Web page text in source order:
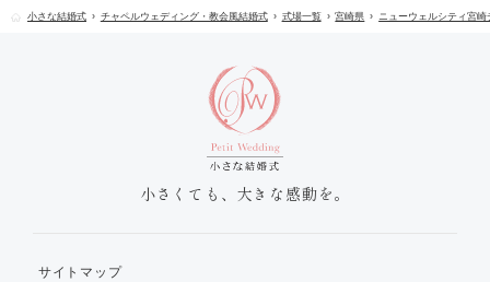
小さな結婚式 チャペルウェディング・教会風結婚式 式場一覧 宮崎県 ニューウェルシティ宮崎
小さくても、大きな感動を。
サイトマップ